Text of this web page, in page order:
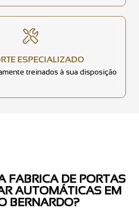
ESPECIALIZADO
treinados à sua disposição
FABRICA DE PORTAS
AUTOMÁTICAS EM
BERNARDO?